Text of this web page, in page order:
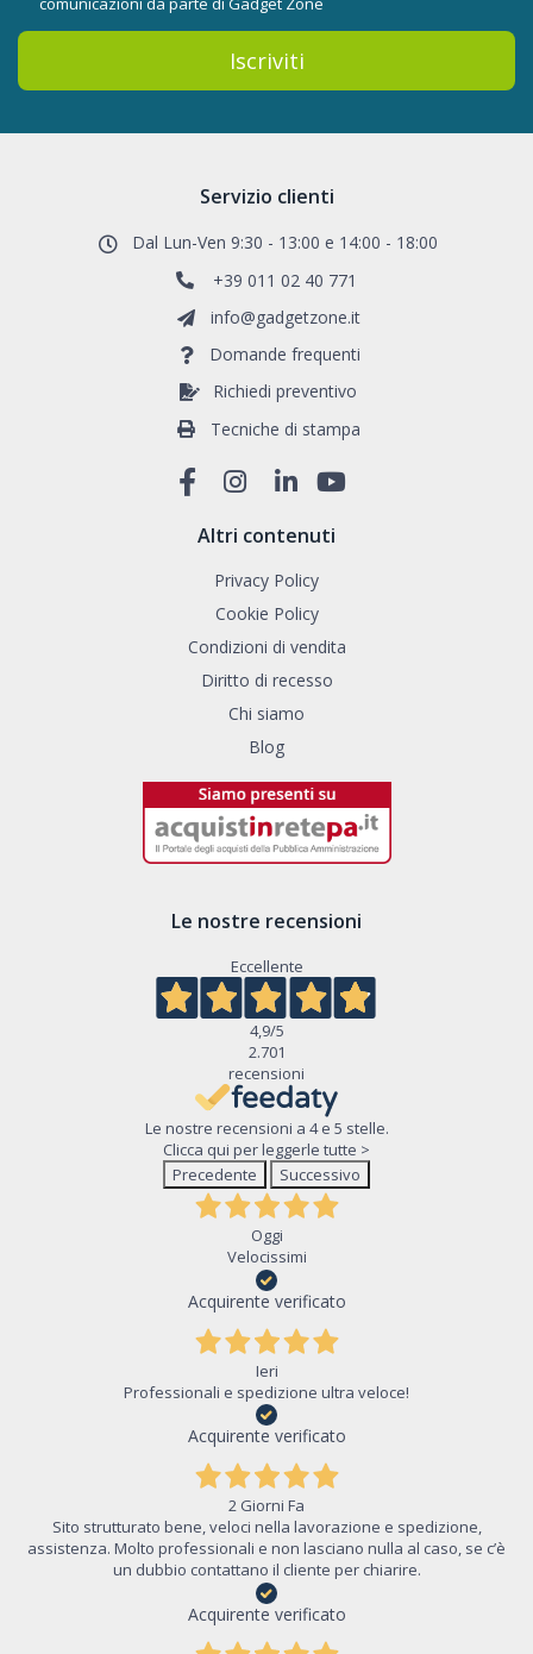
Iscriviti
Servizio clienti
Dal Lun-Ven 9:30 - 13:00 e 14:00 - 18:00
+39 011 02 40 771
info@gadgetzone.it
Domande frequenti
Richiedi preventivo
Tecniche di stampa
Altri contenuti
Privacy Policy
Cookie Policy
Condizioni di vendita
Diritto di recesso
Chi siamo
Blog
Le nostre recensioni
Eccellente
4,9/5
2.701
recensioni
Le nostre recensioni a 4 e 5 stelle.
Clicca qui per leggerle tutte >
Precedente
Successivo
Oggi
Velocissimi
Acquirente verificato
Ieri
Professionali e spedizione ultra veloce!
Acquirente verificato
2 Giorni Fa
Sito strutturato bene, veloci nella lavorazione e spedizione,
assistenza. Molto professionali e non lasciano nulla al caso, se c’è
un dubbio contattano il cliente per chiarire.
Acquirente verificato